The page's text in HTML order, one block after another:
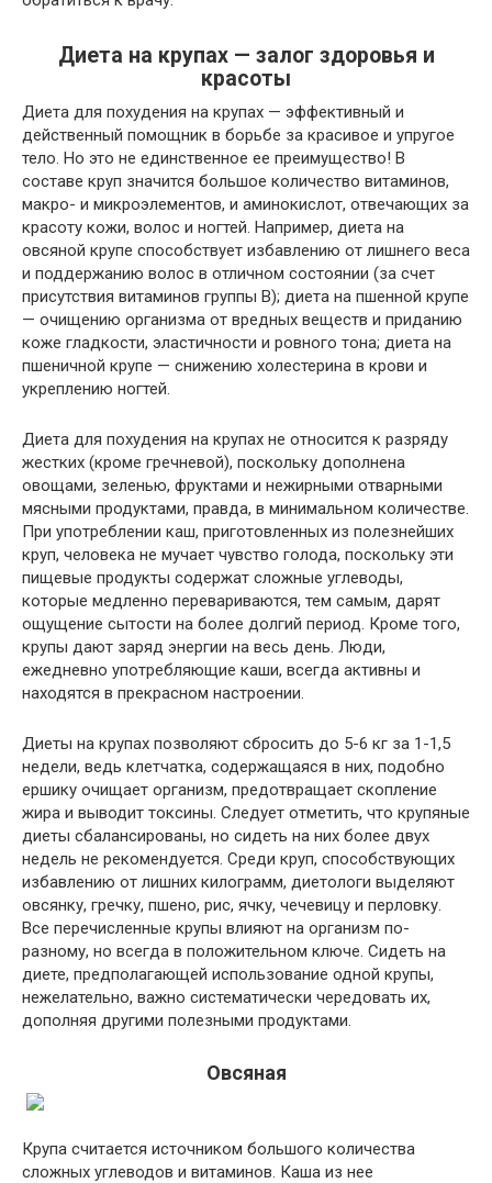
Диета на крупах — залог здоровья и
красоты
Диета для похудения на крупах — эффективный и
действенный помощник в борьбе за красивое и упругое
тело. Но это не единственное ее преимущество! В
составе круп значится большое количество витаминов,
макро- и микроэлементов, и аминокислот, отвечающих за
красоту кожи, волос и ногтей. Например, диета на
овсяной крупе способствует избавлению от лишнего веса
и поддержанию волос в отличном состоянии (за счет
присутствия витаминов группы В); диета на пшенной крупе
— очищению организма от вредных веществ и приданию
коже гладкости, эластичности и ровного тона; диета на
пшеничной крупе — снижению холестерина в крови и
укреплению ногтей.
Диета для похудения на крупах не относится к разряду
жестких (кроме гречневой), поскольку дополнена
овощами, зеленью, фруктами и нежирными отварными
мясными продуктами, правда, в минимальном количестве.
При употреблении каш, приготовленных из полезнейших
круп, человека не мучает чувство голода, поскольку эти
пищевые продукты содержат сложные углеводы,
которые медленно перевариваются, тем самым, дарят
ощущение сытости на более долгий период. Кроме того,
крупы дают заряд энергии на весь день. Люди,
ежедневно употребляющие каши, всегда активны и
находятся в прекрасном настроении.
Диеты на крупах позволяют сбросить до 5-6 кг за 1-1,5
недели, ведь клетчатка, содержащаяся в них, подобно
ершику очищает организм, предотвращает скопление
жира и выводит токсины. Следует отметить, что крупяные
диеты сбалансированы, но сидеть на них более двух
недель не рекомендуется. Среди круп, способствующих
избавлению от лишних килограмм, диетологи выделяют
овсянку, гречку, пшено, рис, ячку, чечевицу и перловку.
Все перечисленные крупы влияют на организм по-
разному, но всегда в положительном ключе. Сидеть на
диете, предполагающей использование одной крупы,
нежелательно, важно систематически чередовать их,
дополняя другими полезными продуктами.
Овсяная
Крупа считается источником большого количества
сложных углеводов и витаминов. Каша из нее